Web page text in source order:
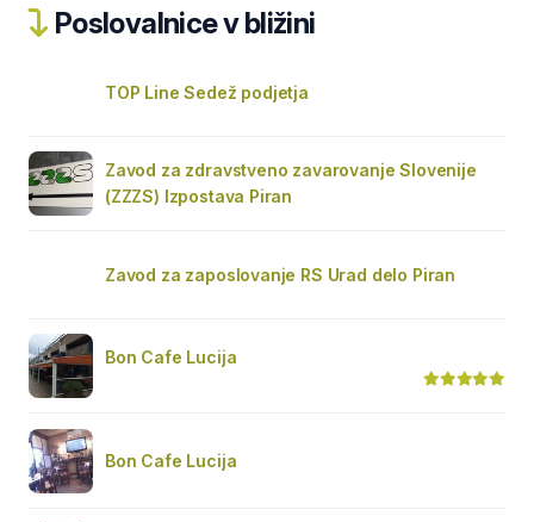
Poslovalnice v bližini
TOP Line Sedež podjetja
Zavod za zdravstveno zavarovanje Slovenije
(ZZZS) Izpostava Piran
Zavod za zaposlovanje RS Urad delo Piran
Bon Cafe Lucija
Bon Cafe Lucija